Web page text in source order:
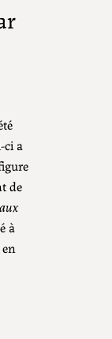
ci a
de
à